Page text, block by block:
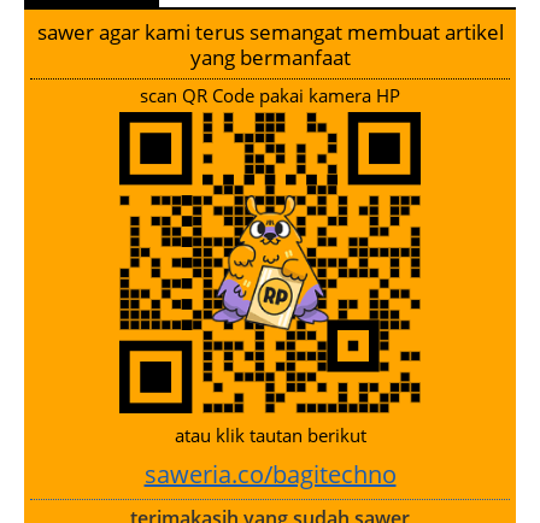
sawer agar kami terus semangat membuat artikel
yang bermanfaat
scan QR Code pakai kamera HP
atau klik tautan berikut
saweria.co/bagitechno